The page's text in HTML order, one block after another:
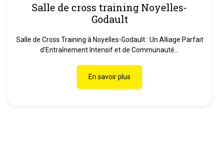
Salle de cross training Noyelles-
Godault
Salle de Cross Training à Noyelles-Godault : Un Alliage Parfait
d'Entraînement Intensif et de Communauté...
En savoir plus